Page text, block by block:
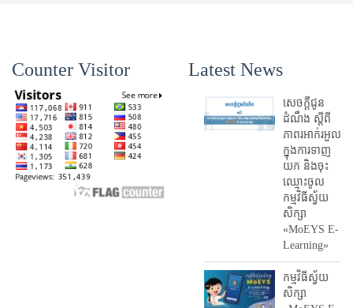
Counter Visitor Latest News
សេចក្តីជូន
ដំណឹង ស្តី​ពី
ភាព​រអាក់រអួល​
ក្នុងការ​ទាញ​
យក និង​ចុះ​
ឈ្មោះ​ចូល​
កម្មវិធី​ស្វ័យ
សិក្សា
«MoEYS E-
Learning»
កម្មវិធីស្វ័យ
សិក្សា